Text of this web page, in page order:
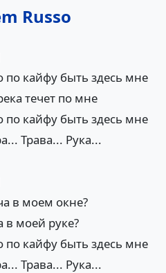
Russo
по кайфу быть здесь мне
течет по мне
по кайфу быть здесь мне
Трава... Рука...
в моем окне?
в моей руке?
по кайфу быть здесь мне
Трава... Рука...